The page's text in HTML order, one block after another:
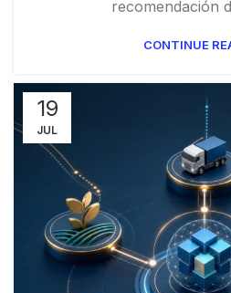
recomendación
CONTINUE
19
JUL